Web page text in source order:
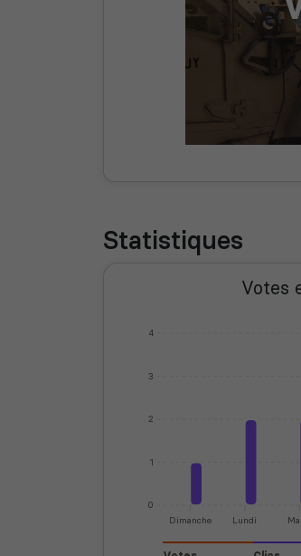
Statistiques
Votes
0
1
2
3
4
Dimanche Lundi